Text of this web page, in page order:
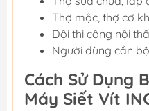
Thợ mộc, thợ cơ
Đội thi công nội
Người dùng cần
Cách Sử Dụng
Máy Siết Vít